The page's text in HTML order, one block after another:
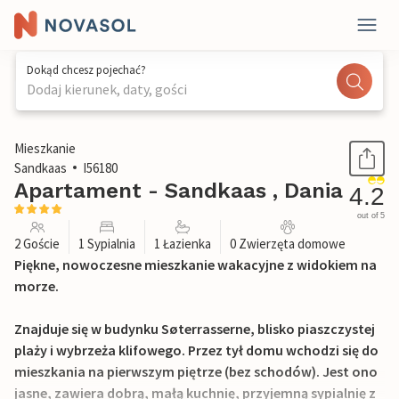
Dokąd chcesz pojechać?
Dodaj kierunek, daty, gości
1 / 17
Mieszkanie
Sandkaas
I56180
Apartament - Sandkaas , Dania 4.2
out of 5
2 Goście 1 Sypialnia 1 Łazienka 0 Zwierzęta domowe
Piękne, nowoczesne mieszkanie wakacyjne z widokiem na
morze.
Znajduje się w budynku Søterrasserne, blisko piaszczystej
plaży i wybrzeża klifowego. Przez tył domu wchodzi się do
mieszkania na pierwszym piętrze (bez schodów). Jest ono
jasne, zawiera dobrą, małą kuchnię, przyjemną sypialnię z